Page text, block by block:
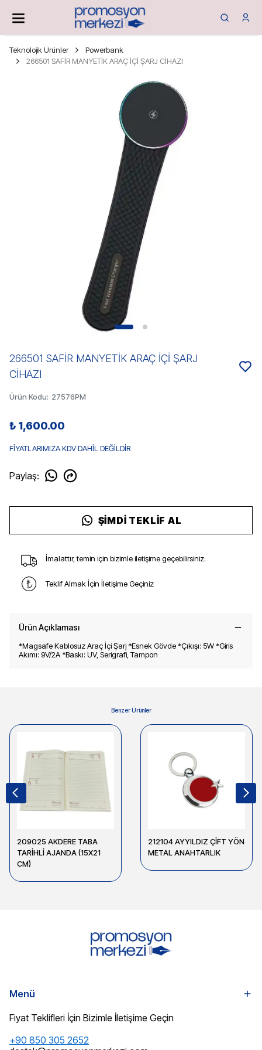
Teknolojik Ürünler
Powerbank
266501 SAFİR MANYETİK ARAÇ İÇİ ŞARJ CİHAZI
266501 SAFİR MANYETİK ARAÇ İÇİ ŞARJ
CİHAZI
Ürün Kodu: 27576PM
₺ 1,600.00
FİYATLARIMIZA KDV DAHİL DEĞİLDİR
Paylaş:
ŞIMDI TEKLIF AL
İmalattır, temin için bizimle iletişime geçebilirsiniz.
Teklif Almak İçin İletişime Geçiniz
Ürün Açıklaması
*Magsafe Kablosuz Araç İçi Şarj *Esnek Gövde *Çıkışı: 5W *Giris
Akımı: 9V/2A *Baskı: UV, Serigrafi, Tampon
Benzer Ürünler
209025 AKDERE TABA
TARİHLİ AJANDA (15X21
CM)
212104 AYYILDIZ ÇİFT YÖN
METAL ANAHTARLIK
Menü
Fiyat Teklifleri İçin Bizimle İletişime Geçin
+90 850 305 2652